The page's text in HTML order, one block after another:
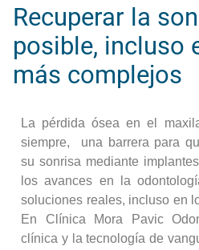
Recuperar la
posible, incluso
más complejos
La pérdida ósea en el
siempre, una barrera para
su sonrisa mediante
los avances en la
soluciones reales, incluso en
En Clínica Mora Pavic
clínica y la tecnología de